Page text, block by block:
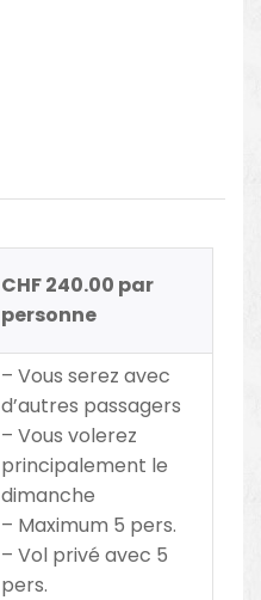
CHF 240.00 par
personne
– Vous serez avec
d’autres passagers
– Vous volerez
principalement le
dimanche
– Maximum 5 pers.
– Vol privé avec 5
pers.